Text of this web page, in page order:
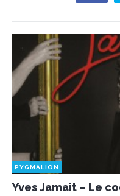
PYGMALION
Yves Jamait – Le